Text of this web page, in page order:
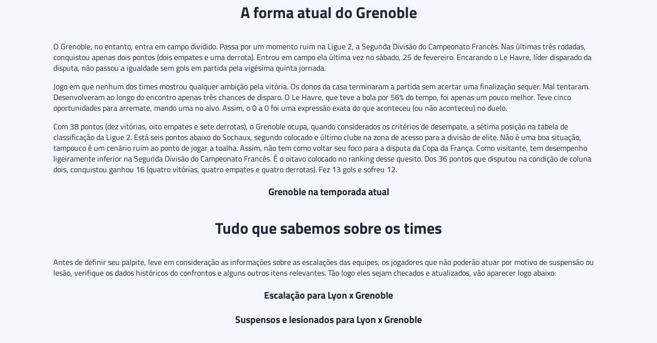
A forma atual do Grenoble
O Grenoble, no entanto, entra em campo dividido. Passa por um momento ruim na Ligue 2, a Segunda Divisão do Campeonato Francês. Nas últimas três rodadas,
conquistou apenas dois pontos (dois empates e uma derrota). Entrou em campo ela última vez no sábado, 25 de fevereiro. Encarando o Le Havre, líder disparado da
disputa, não passou a igualdade sem gols em partida pela vigésima quinta jornada.
Jogo em que nenhum dos times mostrou qualquer ambição pela vitória. Os donos da casa terminaram a partida sem acertar uma finalização sequer. Mal tentaram.
Desenvolveram ao longo do encontro apenas três chances de disparo. O Le Havre, que teve a bola por 56% do tempo, foi apenas um pouco melhor. Teve cinco
oportunidades para arremate, mando uma no alvo. Assim, o 0 a 0 foi uma expressão exata do que aconteceu (ou não aconteceu) no duelo.
Com 38 pontos (dez vitórias, oito empates e sete derrotas), o Grenoble ocupa, quando considerados os critérios de desempate, a sétima posição na tabela de
classificação da Ligue 2. Está seis pontos abaixo do Sochaux, segundo colocado e último clube na zona de acesso para a divisão de elite. Não é uma boa situação,
tampouco é um cenário ruim ao ponto de jogar a toalha. Assim, não tem como voltar seu foco para a disputa da Copa da França. Como visitante, tem desempenho
ligeiramente inferior na Segunda Divisão do Campeonato Francês. É o oitavo colocado no ranking desse quesito. Dos 36 pontos que disputou na condição de coluna
dois, conquistou ganhou 16 (quatro vitórias, quatro empates e quatro derrotas). Fez 13 gols e sofreu 12.
Grenoble na temporada atual
Tudo que sabemos sobre os times
Antes de definir seu palpite, leve em consideração as informações sobre as escalações das equipes, os jogadores que não poderão atuar por motivo de suspensão ou
lesão, verifique os dados históricos do confrontos e alguns outros itens relevantes. Tão logo eles sejam checados e atualizados, vão aparecer logo abaixo:
Escalação para Lyon x Grenoble
Suspensos e lesionados para Lyon x Grenoble